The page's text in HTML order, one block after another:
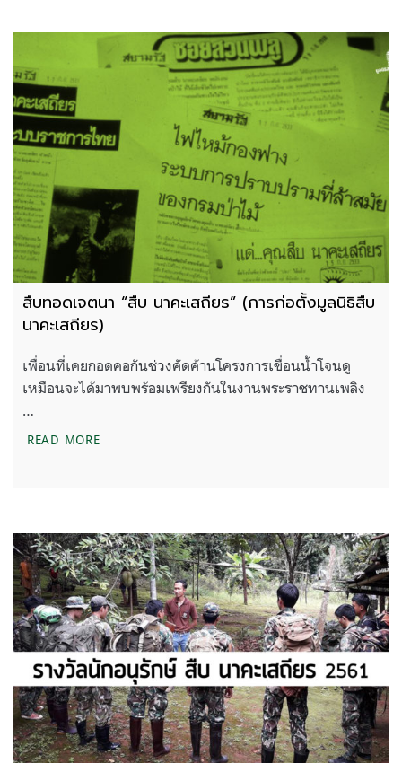
สืบทอดเจตนา “สืบ นาคะเสถียร” (การก่อตั้งมูลนิธิสืบ
นาคะเสถียร)
เพื่อนที่เคยกอดคอกันช่วงคัดค้านโครงการเขื่อนน้ำโจนดู
เหมือนจะได้มาพบพร้อมเพรียงกันในงานพระราชทานเพลิง
…
READ MOREสืบทอดเจตนา “สืบ นาคะเสถียร” (การก่อตั้งมูลนิธิสืบน